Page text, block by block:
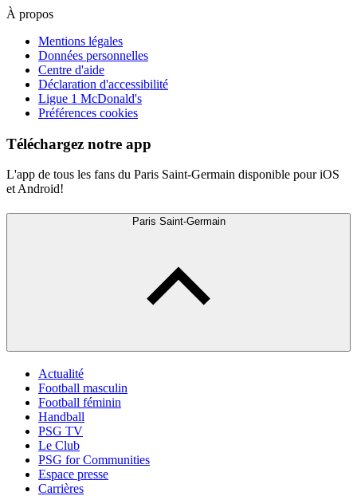
À propos
Mentions légales
Données personnelles
Centre d'aide
Déclaration d'accessibilité
Ligue 1 McDonald's
Préférences cookies
Téléchargez notre app
L'app de tous les fans du Paris Saint-Germain disponible pour iOS
et Android!
Paris Saint-Germain
Actualité
Football masculin
Football féminin
Handball
PSG TV
Le Club
PSG for Communities
Espace presse
Carrières